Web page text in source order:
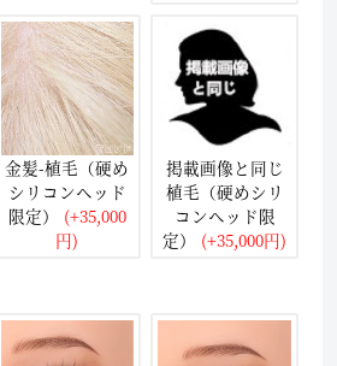
金髪-植毛（硬め
シリコンヘッド
限定）
(+35,000
円)
掲載画像と同じ
植毛（硬めシリ
コンヘッド限
定）
(+35,000円)